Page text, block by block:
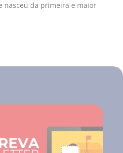
nasceu da primeira e maior